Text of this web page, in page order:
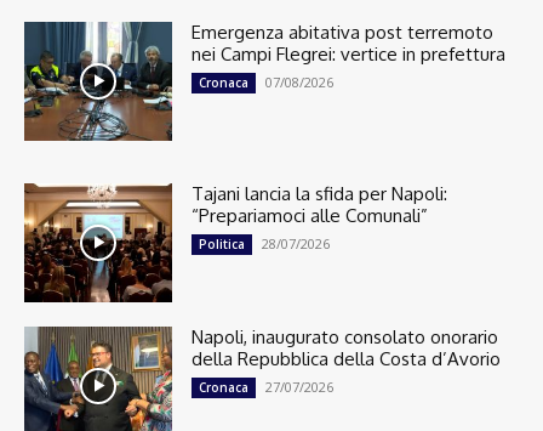
Emergenza abitativa post terremoto
nei Campi Flegrei: vertice in prefettura
Cronaca 07/08/2026
Tajani lancia la sfida per Napoli:
“Prepariamoci alle Comunali”
Politica 28/07/2026
Napoli, inaugurato consolato onorario
della Repubblica della Costa d’Avorio
Cronaca 27/07/2026